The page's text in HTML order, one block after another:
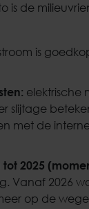
is de
is
elektrische
slijtage
met de
2025
Vanaf 2026
op de